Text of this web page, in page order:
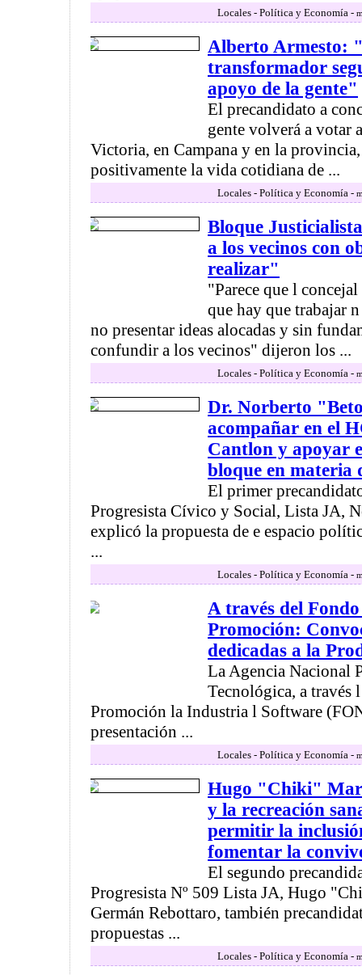
Locales - Política y Economía -
Alberto Armesto:
transformador
apoyo de la gente"
El precandidato a
gente volverá a votar
Victoria, en Campana y en la
positivamente la vida cotidiana de ...
Locales - Política y Economía -
Bloque
a los vecinos con
realizar"
"Parece que l
que hay que trabajar
no presentar ideas alocadas y sin
confundir a los vecinos" dijeron los ...
Locales - Política y Economía -
Dr. Norberto
acompañar en el
Cantlon y apoyar
bloque en materia
El primer
Progresista Cívico y Social, Lista JA,
explicó la propuesta de e espacio
...
Locales - Política y Economía -
A través del
Promoción:
dedicadas a la
La Agencia Nacional
Tecnológica, a
Promoción la Industria l Software
presentación ...
Locales - Política y Economía -
Hugo "Chiki"
y la recreación
permitir la
fomentar la
El segundo
Progresista Nº 509 Lista JA, Hugo
Germán Rebottaro, también
propuestas ...
Locales - Política y Economía -